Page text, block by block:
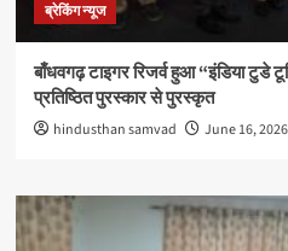
ब्रेकिंग न्यूज
बाँधवगढ़ टाइगर रिजर्व हुआ “इंडिया टुडे
प्रतिष्ठित पुरस्कार से पुरस्कृत
hindusthan samvad June 16, 2026